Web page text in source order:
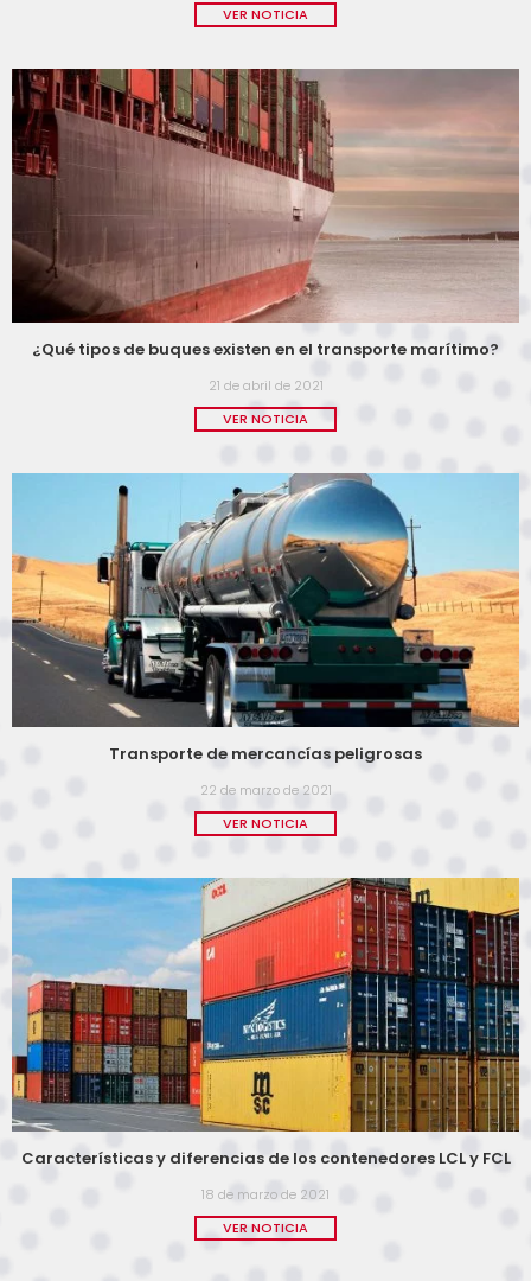
VER NOTICIA
¿Qué tipos de buques existen en el transporte marítimo?
21 de abril de 2021
VER NOTICIA
Transporte de mercancías peligrosas
22 de marzo de 2021
VER NOTICIA
Características y diferencias de los contenedores LCL y FCL
18 de marzo de 2021
VER NOTICIA